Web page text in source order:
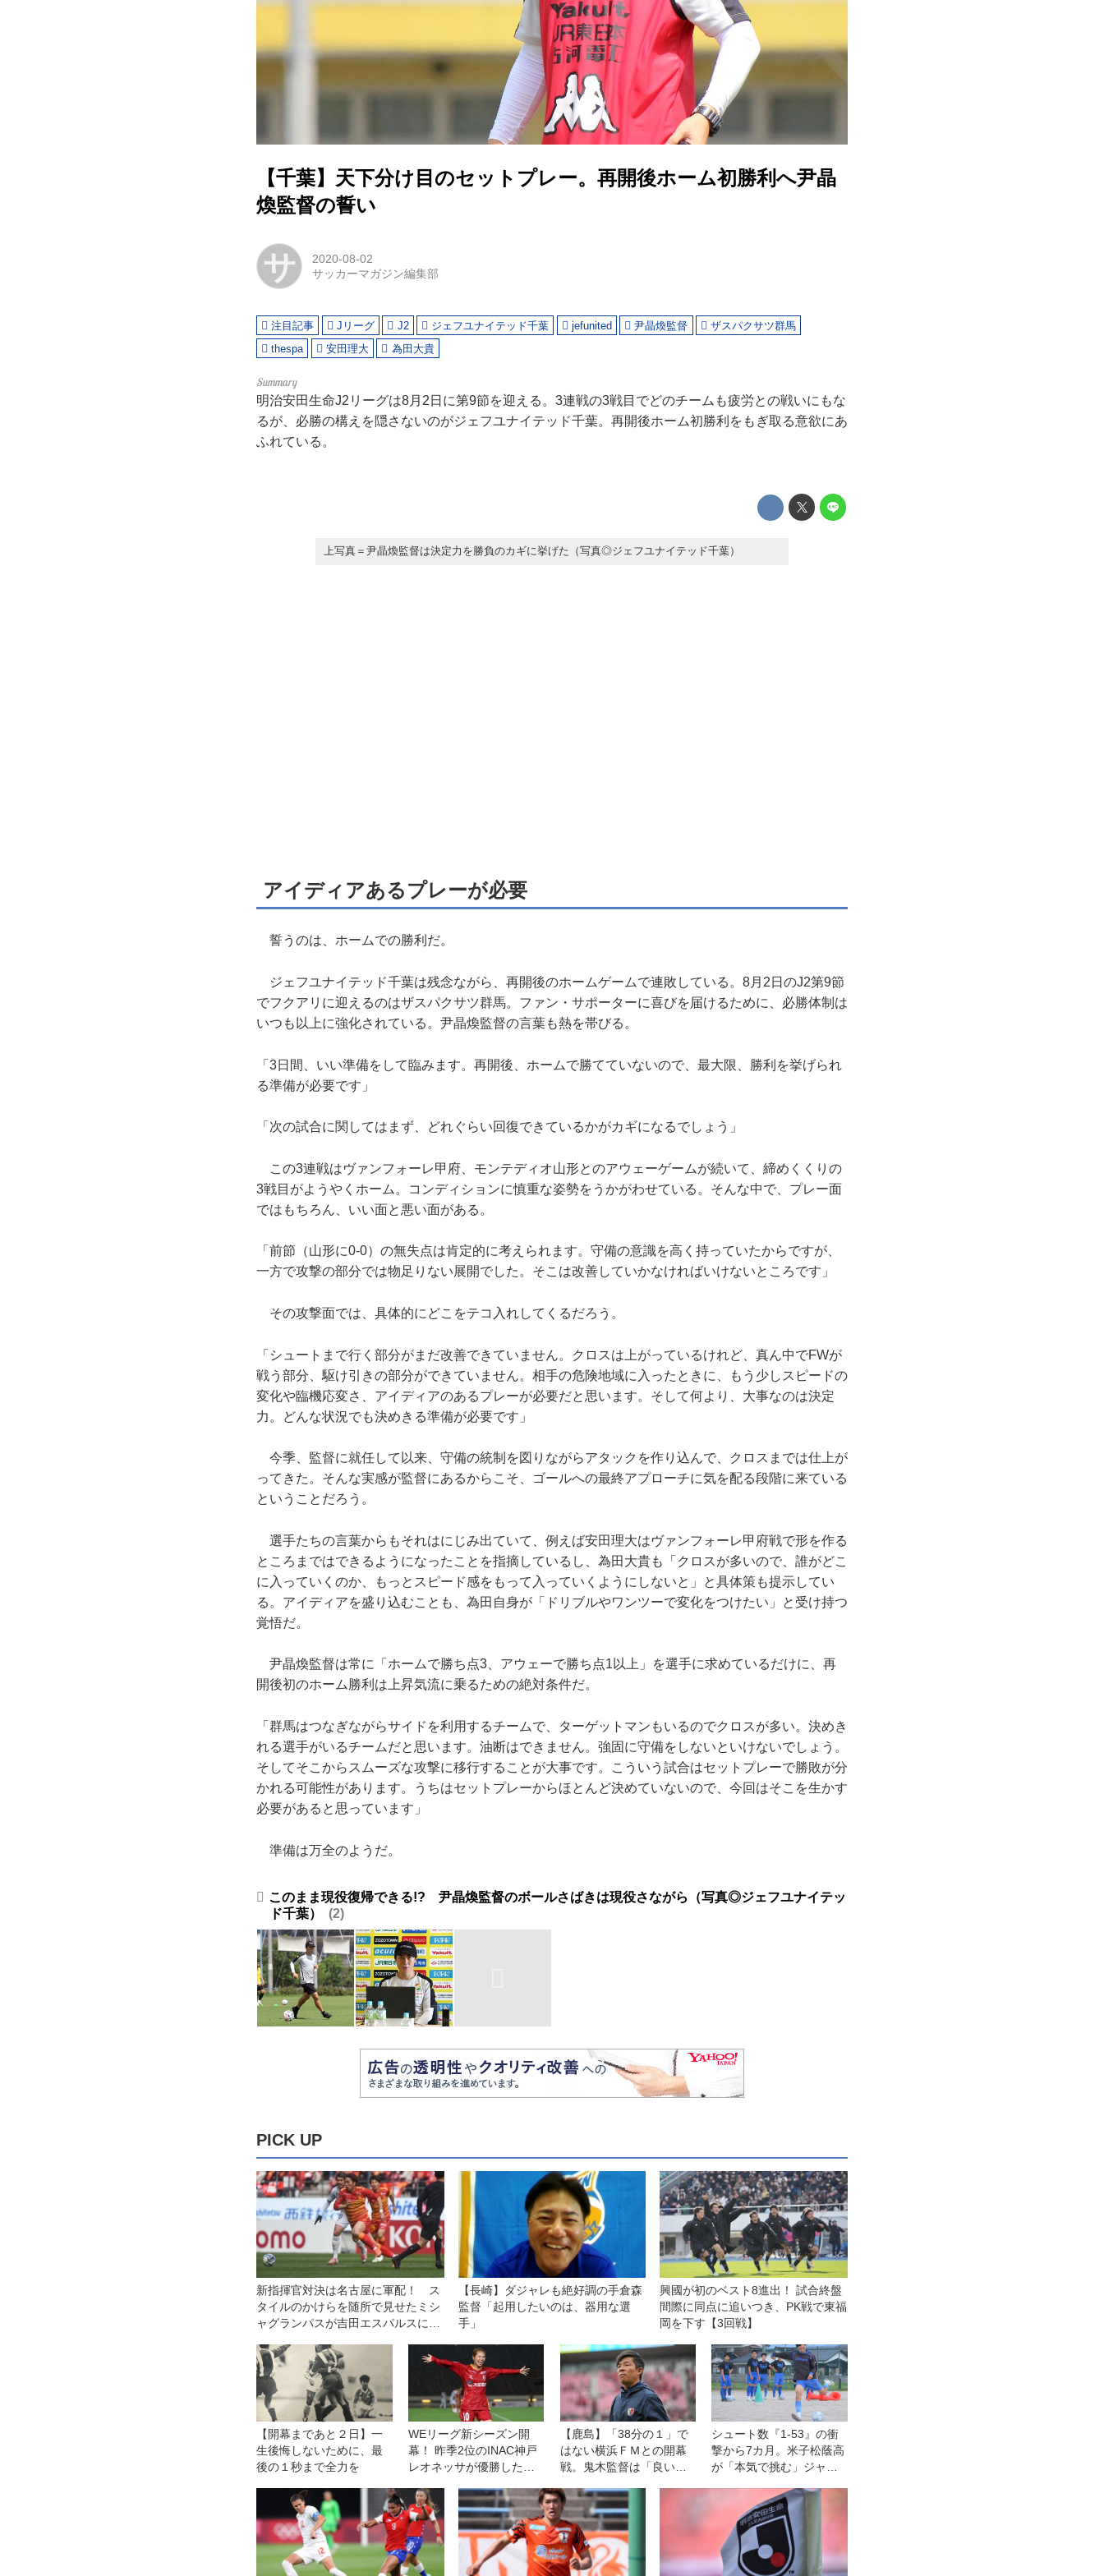
【千葉】天下分け目のセットプレー。再開後ホーム初勝利へ尹晶
煥監督の誓い
サ
2020-08-02
サッカーマガジン編集部
注目記事 Jリーグ J2 ジェフユナイテッド千葉 jefunited 尹晶煥監督
ザスパクサツ群馬
thespa
安田理大 為田大貴
明治安田生命J2リーグは8月2日に第9節を迎える。3連戦の3戦目でどのチームも疲労との戦いにもな
るが、必勝の構えを隠さないのがジェフユナイテッド千葉。再開後ホーム初勝利をもぎ取る意欲にあ
ふれている。
上写真＝尹晶煥監督は決定力を勝負のカギに挙げた（写真◎ジェフユナイテッド千葉）
アイディアあるプレーが必要
誓うのは、ホームでの勝利だ。
ジェフユナイテッド千葉は残念ながら、再開後のホームゲームで連敗している。8月2日のJ2第9節
でフクアリに迎えるのはザスパクサツ群馬。ファン・サポーターに喜びを届けるために、必勝体制は
いつも以上に強化されている。尹晶煥監督の言葉も熱を帯びる。
「3日間、いい準備をして臨みます。再開後、ホームで勝てていないので、最大限、勝利を挙げられ
る準備が必要です」
「次の試合に関してはまず、どれぐらい回復できているかがカギになるでしょう」
この3連戦はヴァンフォーレ甲府、モンテディオ山形とのアウェーゲームが続いて、締めくくりの
3戦目がようやくホーム。コンディションに慎重な姿勢をうかがわせている。そんな中で、プレー面
ではもちろん、いい面と悪い面がある。
「前節（山形に0-0）の無失点は肯定的に考えられます。守備の意識を高く持っていたからですが、
一方で攻撃の部分では物足りない展開でした。そこは改善していかなければいけないところです」
その攻撃面では、具体的にどこをテコ入れしてくるだろう。
「シュートまで行く部分がまだ改善できていません。クロスは上がっているけれど、真ん中でFWが
戦う部分、駆け引きの部分ができていません。相手の危険地域に入ったときに、もう少しスピードの
変化や臨機応変さ、アイディアのあるプレーが必要だと思います。そして何より、大事なのは決定
力。どんな状況でも決めきる準備が必要です」
今季、監督に就任して以来、守備の統制を図りながらアタックを作り込んで、クロスまでは仕上が
ってきた。そんな実感が監督にあるからこそ、ゴールへの最終アプローチに気を配る段階に来ている
ということだろう。
選手たちの言葉からもそれはにじみ出ていて、例えば安田理大はヴァンフォーレ甲府戦で形を作る
ところまではできるようになったことを指摘しているし、為田大貴も「クロスが多いので、誰がどこ
に入っていくのか、もっとスピード感をもって入っていくようにしないと」と具体策も提示してい
る。アイディアを盛り込むことも、為田自身が「ドリブルやワンツーで変化をつけたい」と受け持つ
覚悟だ。
尹晶煥監督は常に「ホームで勝ち点3、アウェーで勝ち点1以上」を選手に求めているだけに、再
開後初のホーム勝利は上昇気流に乗るための絶対条件だ。
「群馬はつなぎながらサイドを利用するチームで、ターゲットマンもいるのでクロスが多い。決めき
れる選手がいるチームだと思います。油断はできません。強固に守備をしないといけないでしょう。
そしてそこからスムーズな攻撃に移行することが大事です。こういう試合はセットプレーで勝敗が分
かれる可能性があります。うちはセットプレーからほとんど決めていないので、今回はそこを生かす
必要があると思っています」
準備は万全のようだ。
このまま現役復帰できる!? 尹晶煥監督のボールさばきは現役さながら（写真◎ジェフユナイテッ
ド千葉）
2
PICK UP
新指揮官対決は名古屋に軍配！ ス
タイルのかけらを随所で見せたミシ
ャグランパスが吉田エスパルスに１
【長崎】ダジャレも絶好調の手倉森
監督「起用したいのは、器用な選
手」
興國が初のベスト8進出！ 試合終盤
間際に同点に追いつき、PK戦で東福
岡を下す【3回戦】
【開幕まであと２日】一
生後悔しないために、最
後の１秒まで全力を
WEリーグ新シーズン開
幕！ 昨季2位のINAC神戸
レオネッサが優勝した日
レーザを下して白星発進
【鹿島】「38分の１」で
はない横浜ＦＭとの開幕
戦。鬼木監督は「良いも
のつもりで戦う」
シュート数『1-53』の衝
撃から7カ月。米子松蔭高
が「本気で挑む」ジャイ